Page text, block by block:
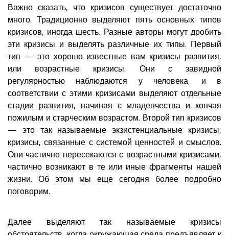
Важно сказать, что кризисов существует достаточно
много. Традиционно выделяют пять основных типов
кризисов, иногда шесть. Разные авторы могут дробить
эти кризисы и выделять различные их типы. Первый
тип — это хорошо известные вам кризисы развития,
или возрастные кризисы. Они с завидной
регулярностью наблюдаются у человека, и в
соответствии с этими кризисами выделяют отдельные
стадии развития, начиная с младенчества и кончая
пожилым и старческим возрастом. Второй тип кризисов
— это так называемые экзистенциальные кризисы,
кризисы, связанные с системой ценностей и смыслов.
Они частично пересекаются с возрастными кризисами,
частично возникают в те или иные фрагменты нашей
жизни. Об этом мы еще сегодня более подробно
поговорим.
Далее выделяют так называемые кризисы